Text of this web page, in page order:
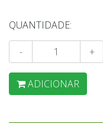
QUANTIDADE:
- +
ADICIONAR